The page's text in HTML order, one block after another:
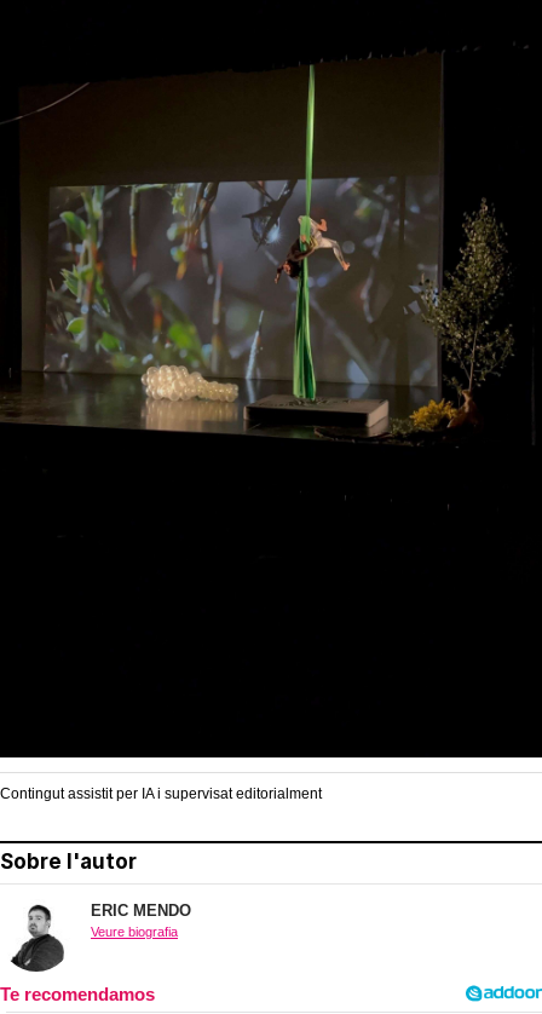
Contingut assistit per IA i supervisat editorialment
Sobre l'autor
ERIC MENDO
Veure biografia